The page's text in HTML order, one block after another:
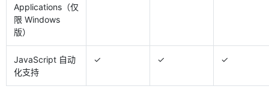
Applications（仅
限 Windows
版）
JavaScript 自动
化支持
✓ ✓ ✓